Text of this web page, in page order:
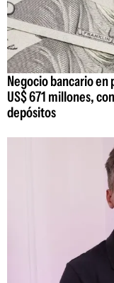
Negocio bancario en
US$ 671 millones,
depósitos